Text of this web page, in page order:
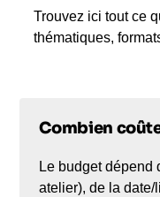
Trouvez ici tout ce
thématiques,
Combien
Le budget dépend
atelier), de la date/